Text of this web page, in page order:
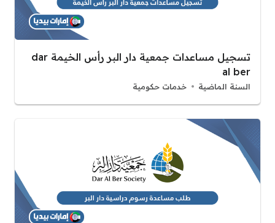
تسجيل مساعدات جمعية دار البر رأس الخيمة dar
al ber
السنة الماضية خدمات حكومية